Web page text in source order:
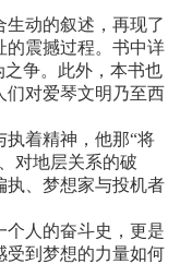
动的叙述，再现了
的震撼过程。书中详
争。此外，本书也
们对爱琴文明乃至西
着精神，他那“将
对地层关系的破
执、梦想家与投机者
个人的奋斗史，更是
受到梦想的力量如何